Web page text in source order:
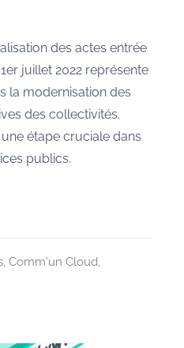
des actes entrée
juillet 2022 représente
la modernisation des
des collectivités.
étape cruciale dans
publics.
, Comm'un Cloud,